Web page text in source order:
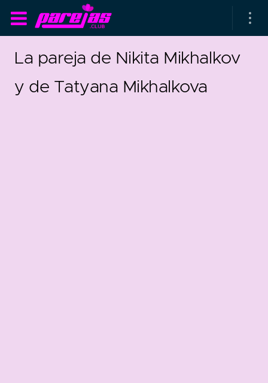
La pareja de Nikita Mikhalkov
y de Tatyana Mikhalkova